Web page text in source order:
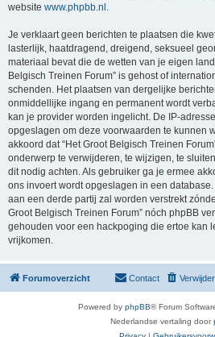
website www.phpbb.nl .
Je verklaart geen berichten te plaatsen die
lasterlijk, haatdragend, dreigend, seksueel
materiaal bevat die de wetten van je eigen
Belgisch Treinen Forum” is gehost of
schenden. Het plaatsen van dergelijke
onmiddellijke ingang en permanent wordt
kan je provider worden ingelicht. De IP-
opgeslagen om deze voorwaarden te kunnen
akkoord dat “Het Groot Belgisch Treinen
onderwerp te verwijderen, te wijzigen, te
dit nodig achten. Als gebruiker ga je ermee
ons invoert wordt opgeslagen in een
aan een derde partij zal worden verstrekt
Groot Belgisch Treinen Forum” nóch phpBB
gehouden voor een hackpoging die ertoe kan
vrijkomen.
Forumoverzicht Contact
Powered by phpBB® Forum
Nederlandse vertaling door